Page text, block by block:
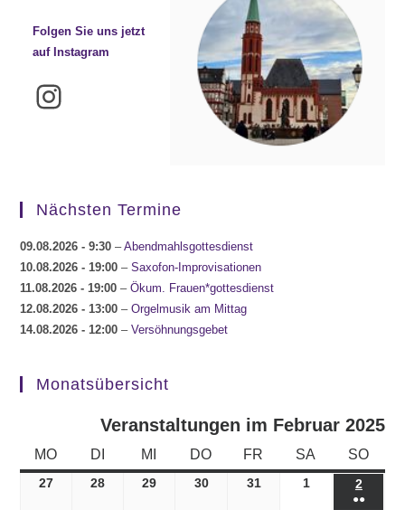
Folgen Sie uns jetzt
auf Instagram
Instagram
Nächsten Termine
09.08.2026 - 9:30 –Abendmahlsgottesdienst
10.08.2026 - 19:00 –Saxofon-Improvisationen
11.08.2026 - 19:00 –Ökum. Frauen*gottesdienst
12.08.2026 - 13:00 –Orgelmusik am Mittag
14.08.2026 - 12:00 –Versöhnungsgebet
Monatsübersicht
Veranstaltungen im Februar 2025
MO MONTAG
DI DIENSTAG
MI MITTWOCH
DO DONNERSTAG
FR FREITAG
SA SAMSTAG
SO
27 27.01.2025
28 28.01.2025
29 29.01.2025
3030.01.2025
3131.01.2025
101.02.2025
2
●●